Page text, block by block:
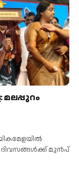
ദിവസങ്ങള്‍ക്ക് മുന്‍പ്